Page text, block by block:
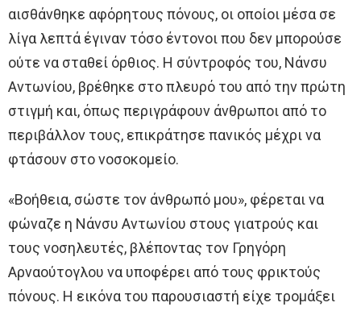
αισθάνθηκε αφόρητους πόνους, οι οποίοι μέσα σε
λίγα λεπτά έγιναν τόσο έντονοι που δεν μπορούσε
ούτε να σταθεί όρθιος. Η σύντροφός του, Νάνσυ
Αντωνίου, βρέθηκε στο πλευρό του από την πρώτη
στιγμή και, όπως περιγράφουν άνθρωποι από το
περιβάλλον τους, επικράτησε πανικός μέχρι να
φτάσουν στο νοσοκομείο.
«Βοήθεια, σώστε τον άνθρωπό μου», φέρεται να
φώναζε η Νάνσυ Αντωνίου στους γιατρούς και
τους νοσηλευτές, βλέποντας τον Γρηγόρη
Αρναούτογλου να υποφέρει από τους φρικτούς
πόνους. Η εικόνα του παρουσιαστή είχε τρομάξει